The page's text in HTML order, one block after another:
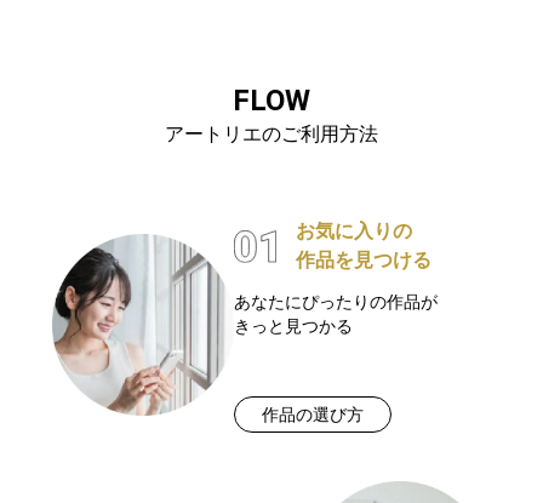
FLOW
アートリエのご利用方法
お気に入りの
作品を見つける
あなたにぴったりの作品が
きっと見つかる
作品の選び方